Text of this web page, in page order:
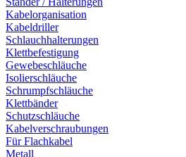
Kabelorganisation
Kabeldriller
Schlauchhalterungen
Klettbefestigung
Gewebeschläuche
Isolierschläuche
Schrumpfschläuche
Klettbänder
Schutzschläuche
Kabelverschraubungen
Für Flachkabel
Metall